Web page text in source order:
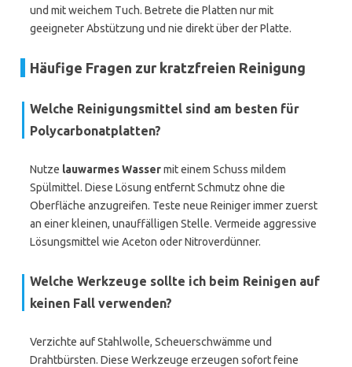
und mit weichem Tuch. Betrete die Platten nur mit
geeigneter Abstützung und nie direkt über der Platte.
Häufige Fragen zur kratzfreien Reinigung
Welche Reinigungsmittel sind am besten für
Polycarbonatplatten?
Nutze lauwarmes Wassermit einem Schuss mildem
Spülmittel. Diese Lösung entfernt Schmutz ohne die
Oberfläche anzugreifen. Teste neue Reiniger immer zuerst
an einer kleinen, unauffälligen Stelle. Vermeide aggressive
Lösungsmittel wie Aceton oder Nitroverdünner.
Welche Werkzeuge sollte ich beim Reinigen auf
keinen Fall verwenden?
Verzichte auf Stahlwolle, Scheuerschwämme und
Drahtbürsten. Diese Werkzeuge erzeugen sofort feine